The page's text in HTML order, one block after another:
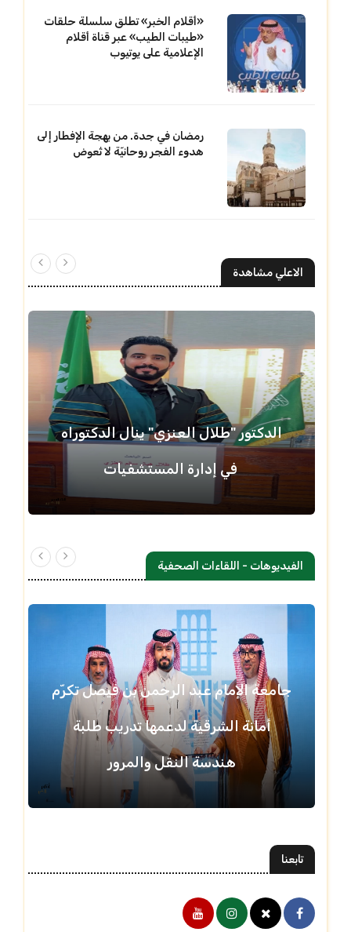
«أقلام الخبر» تطلق سلسلة حلقات
«طيبات الطيب» عبر قناة أقلام
الإعلامية على يوتيوب
رمضان في جدة. من بهجة الإفطار إلى
هدوء الفجر روحانيّة لا تُعوض
الاعلي مشاهدة
الدكتور "طلال العنزي" ينال الدكتوراه
في إدارة المستشفيات
الفيديوهات - اللقاءات الصحفية
جامعة الإمام عبد الرحمن بن فيصل تكرّم
أمانة الشرقية لدعمها تدريب طلبة
هندسة النقل والمرور
تابعنا